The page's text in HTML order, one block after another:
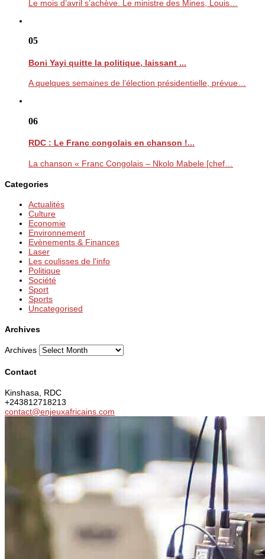
Le mois d’avril s’achève. Le ministre des Mines, Louis…
05
Boni Yayi quitte la politique, laissant ...
A quelques semaines de l’élection présidentielle, prévue…
06
RDC : Le Franc congolais en chanson !...
La chanson « Franc Congolais – Nkolo Mabele [chef…
Categories
Actualités
Culture
Economie
Environnement
Evènements & Finances
Laser
Les coulisses de l'info
Politique
Société
Sport
Sports
Uncategorised
Archives
Archives
Contact
Kinshasa, RDC
+243812718213
contact@enjeuxafricains.com